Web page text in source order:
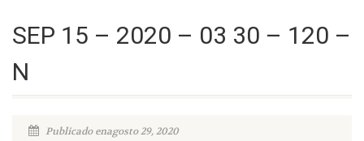
SEP 15 – 2020 – 03 30 – 120 –
N
Publicado enagosto 29, 2020